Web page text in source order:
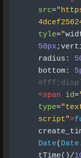
src=
tyle="
50px ;
radius :
bottom:
<span
id=
type=
script">
Date( Date
tTime()/